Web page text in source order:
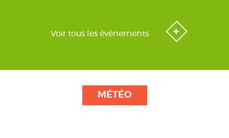
Voir tous les évènements
MÉTÉO